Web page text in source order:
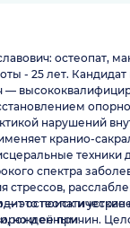
остеопат,
- 25 лет. Кандидат
—
нарушений
кранио-
техники
спектра
стрессов,
остеопатические
— это поиск и
но и её причин.